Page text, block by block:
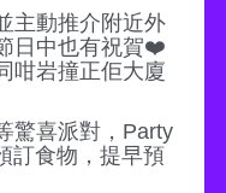
主動推介附近外
日中也有祝賀❤️
咁岩撞正佢大廈
驚喜派對，Party
訂食物，提早預